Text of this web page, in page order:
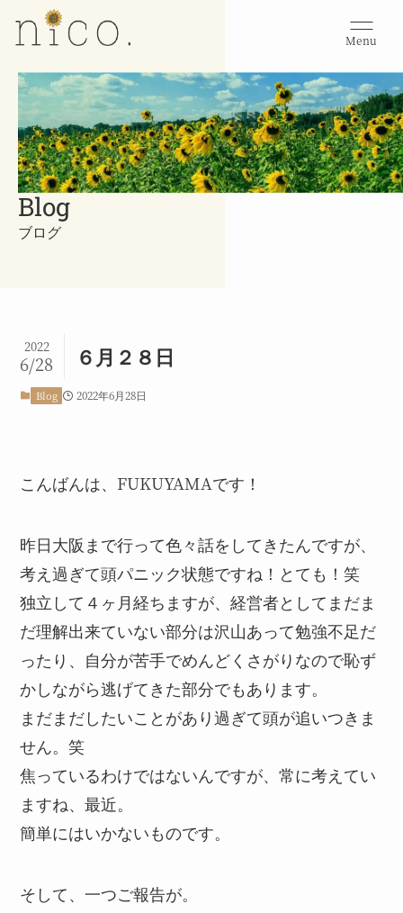
Menu
Blog
ブログ
６月２８日
2022
6/28
Blog 2022年6月28日
こんばんは、FUKUYAMAです！
昨日大阪まで行って色々話をしてきたんですが、
考え過ぎて頭パニック状態ですね！とても！笑
独立して４ヶ月経ちますが、経営者としてまだま
だ理解出来ていない部分は沢山あって勉強不足だ
ったり、自分が苦手でめんどくさがりなので恥ず
かしながら逃げてきた部分でもあります。
まだまだしたいことがあり過ぎて頭が追いつきま
せん。笑
焦っているわけではないんですが、常に考えてい
ますね、最近。
簡単にはいかないものです。
そして、一つご報告が。